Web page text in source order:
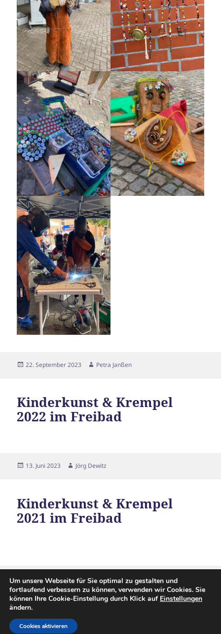
Veröffentlicht
22. September 2023 Autor
Petra Janßen
Kinderkunst & Krempel
2022 im Freibad
Veröffentlicht
13. Juni 2023 Autor
Jörg Dewitz
Kinderkunst & Krempel
2021 im Freibad
Veröffentlicht
am
10. Juni 2022 Autor
Jörg Dewitz
Beitragsnavigation
SEITE1
Stolz präsentiert von WordPress
Um unsere Webseite für Sie optimal zu gestalten und
fortlaufend verbessern zu können, verwenden wir Cookies. Sie
können Ihre Cookie-Einstellung durch Klick auf Einstellungen
ändern.
Cookies aktivieren